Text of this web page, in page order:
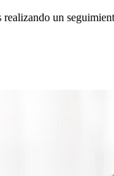
realizando un